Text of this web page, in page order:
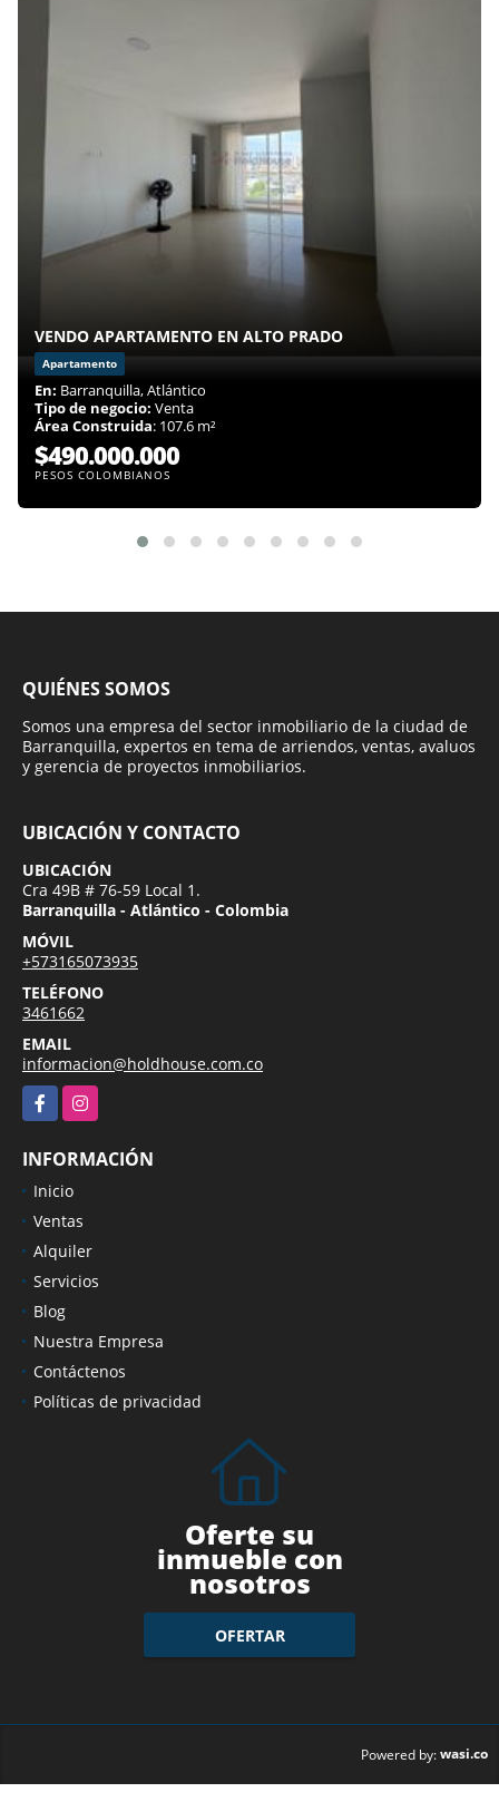
VENDO APARTAMENTO EN ALTO PRADO
Apartamento
En: Barranquilla, Atlántico
Tipo de negocio: Venta
Área Construida: 107.6 m²
$490.000.000
PESOS COLOMBIANOS
QUIÉNES SOMOS
Somos una empresa del sector inmobiliario de la ciudad de
Barranquilla, expertos en tema de arriendos, ventas, avaluos
y gerencia de proyectos inmobiliarios.
UBICACIÓN Y CONTACTO
UBICACIÓN
Cra 49B # 76-59 Local 1.
Barranquilla - Atlántico - Colombia
MÓVIL
+573165073935
TELÉFONO
3461662
EMAIL
informacion@holdhouse.com.co
FacebookInstagram
INFORMACIÓN
Inicio
Ventas
Alquiler
Servicios
Blog
Nuestra Empresa
Contáctenos
Oferte su
inmueble con
nosotros
OFERTAR
Powered by:wasi.co